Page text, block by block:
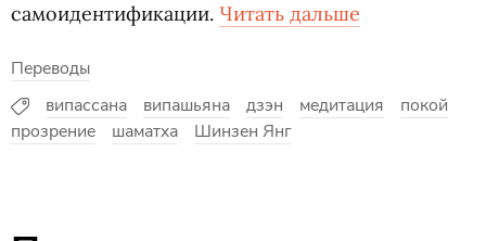
самоидентификации. Читать дальше
Переводы
випассана
випашьяна дзэн медитация
покой
прозрение
шаматха Шинзен Янг